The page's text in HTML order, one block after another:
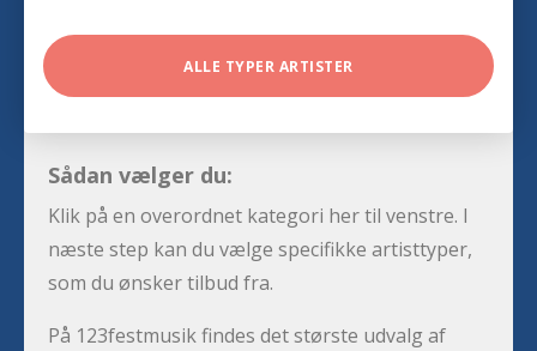
ALLE TYPER ARTISTER
Sådan vælger du:
Klik på en overordnet kategori her til venstre. I
næste step kan du vælge specifikke artisttyper,
som du ønsker tilbud fra.
På 123festmusik findes det største udvalg af